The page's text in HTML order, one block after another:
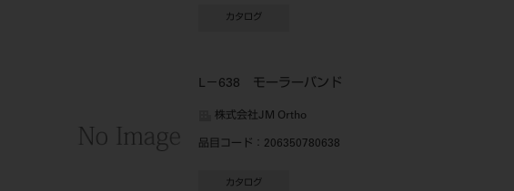
カタログ
L－638 モーラーバンド
株式会社JM Ortho
品目コード ：206350780638
カタログ